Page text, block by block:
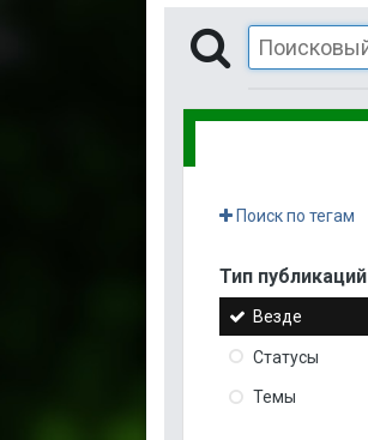
Поиск по тегам
Тип публикаций
Везде
Статусы
Темы